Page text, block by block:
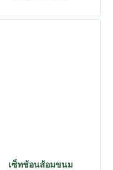
เซ็ทช้อนส้อมขนม